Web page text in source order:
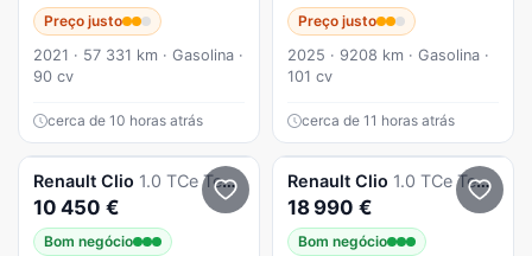
Preço justo
2021 · 57 331 km · Gasolina ·
90 cv
cerca de 10 horas atrás
Preço justo
2025 · 9208 km · Gasolina ·
101 cv
cerca de 11 horas atrás
Renault Clio 1.0 TCe Techno
10 450 €
Bom negócio
Renault Clio 1.0 TCe Techno Bi-Fuel
18 990 €
Bom negócio